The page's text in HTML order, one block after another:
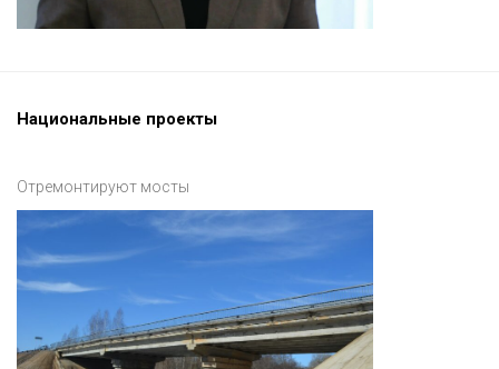
Национальные проекты
Отремонтируют мосты